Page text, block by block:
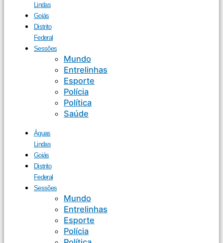
Lindas
Goiás
Distrito
Federal
Sessões
Mundo
Entrelinhas
Esporte
Polícia
Política
Saúde
Águas
Lindas
Goiás
Distrito
Federal
Sessões
Mundo
Entrelinhas
Esporte
Polícia